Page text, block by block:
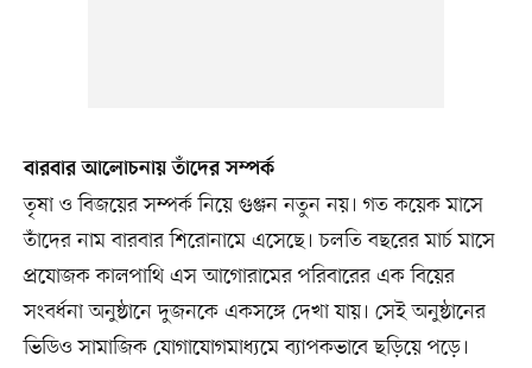
বারবার আলোচনায় তাঁদের সম্পর্ক
তৃষা ও বিজয়ের সম্পর্ক নিয়ে গুঞ্জন নতুন নয়। গত কয়েক মাসে
তাঁদের নাম বারবার শিরোনামে এসেছে। চলতি বছরের মার্চ মাসে
প্রযোজক কালপাথি এস আগোরামের পরিবারের এক বিয়ের
সংবর্ধনা অনুষ্ঠানে দুজনকে একসঙ্গে দেখা যায়। সেই অনুষ্ঠানের
ভিডিও সামাজিক যোগাযোগমাধ্যমে ব্যাপকভাবে ছড়িয়ে পড়ে।